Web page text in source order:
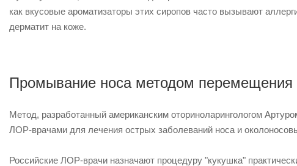
как вкусовые ароматизаторы этих сиропов часто вызывают
дерматит на коже.
Промывание носа методом перемещения
Метод, разработанный американским оториноларингологом
ЛОР-врачами для лечения острых заболеваний носа и
Российские ЛОР-врачи назначают процедуру "кукушка"